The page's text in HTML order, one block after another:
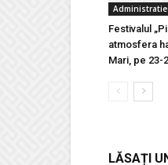
Administratie
Festivalul
atmosfera
Mari, pe 23-
LĂSAȚI